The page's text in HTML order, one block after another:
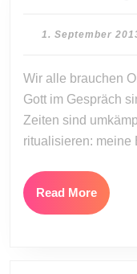
1. September
Wir alle brauchen
Gott im Gespräch
Zeiten sind
ritualisieren: meine
Read MoreRead
More